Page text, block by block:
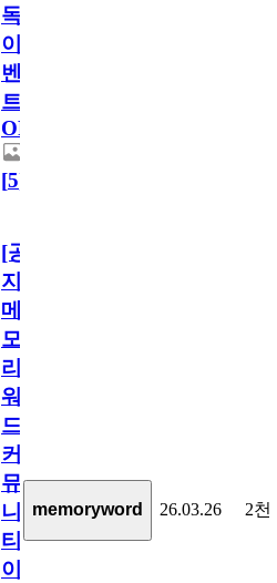
독
이
벤
트
OPEN!
[5]
[공
지]
메
모
리
워
드
커
뮤
니
티
이
memoryword 26.03.26 2천